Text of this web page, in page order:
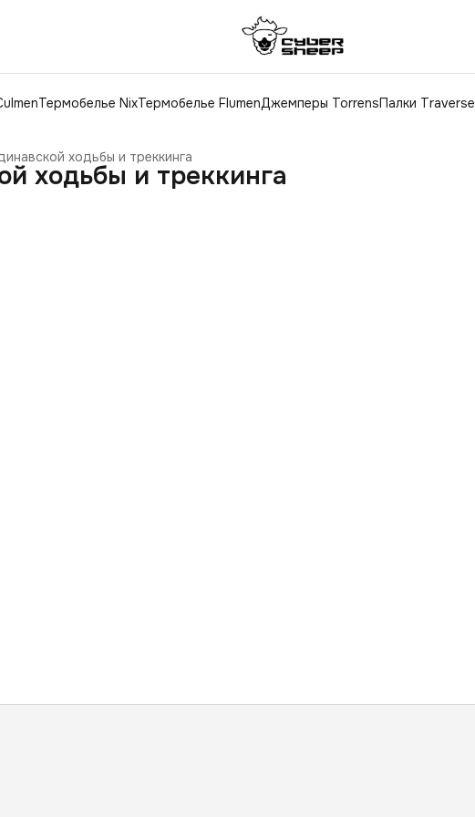
Термобелье NixТермобелье FlumenДжемперы TorrensПалки Traverse
ходьбы и треккинга
ходьбы и треккинга